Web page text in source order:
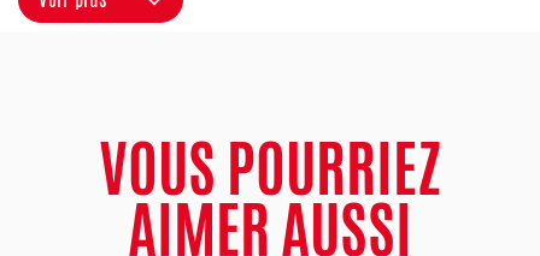
VOUS POURRIEZ
AIMER AUSSI